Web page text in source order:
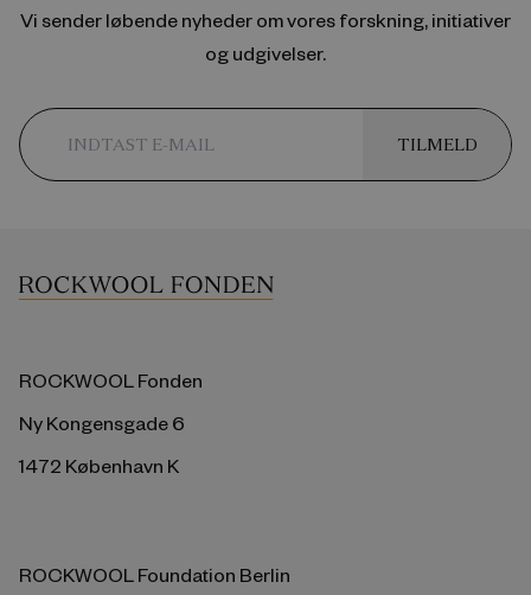
Vi sender løbende nyheder om vores forskning, initiativer
og udgivelser.
TILMELD
ROCKWOOL Fonden
Ny Kongensgade 6
1472 København K
ROCKWOOL Foundation Berlin